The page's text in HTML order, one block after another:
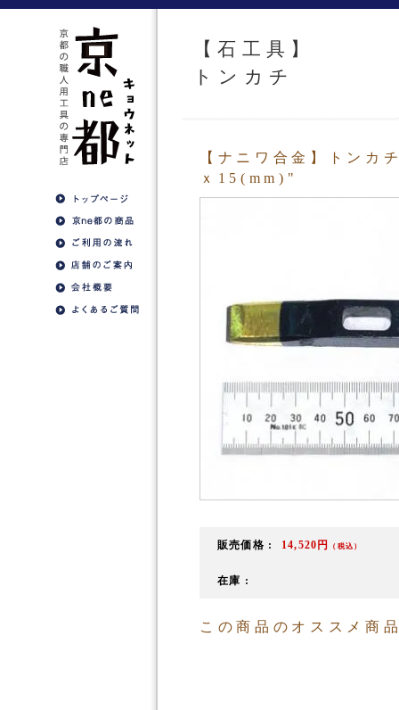
【石工具】
トンカチ
【ナニワ合金】トン
ｘ15(mm)"
販売価格 : 14,520円 （税込）
在庫 :
この商品のオススメ商